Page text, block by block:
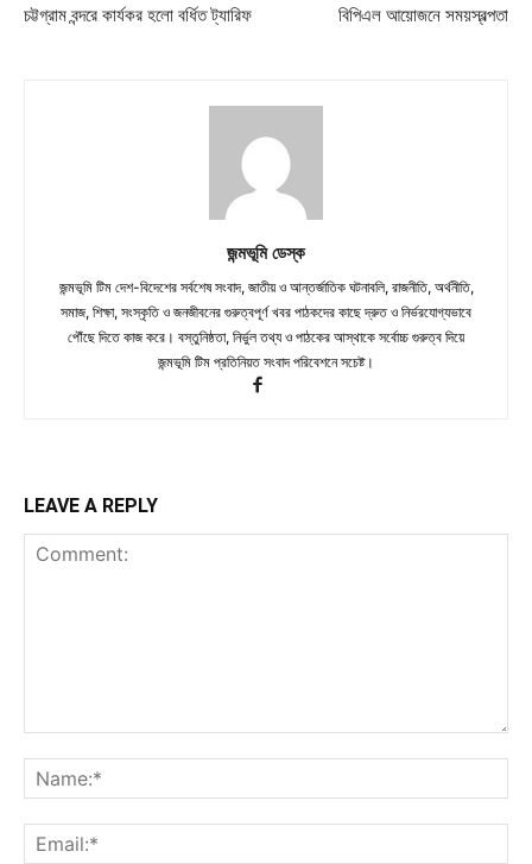
চট্টগ্রাম বন্দরে কার্যকর হলো বর্ধিত ট্যারিফ বিপিএল আয়োজনে সময়স্বল্পতা
জন্মভূমি ডেস্ক
জন্মভূমি টিম দেশ-বিদেশের সর্বশেষ সংবাদ, জাতীয় ও আন্তর্জাতিক ঘটনাবলি, রাজনীতি, অর্থনীতি,
সমাজ, শিক্ষা, সংস্কৃতি ও জনজীবনের গুরুত্বপূর্ণ খবর পাঠকদের কাছে দ্রুত ও নির্ভরযোগ্যভাবে
পৌঁছে দিতে কাজ করে। বস্তুনিষ্ঠতা, নির্ভুল তথ্য ও পাঠকের আস্থাকে সর্বোচ্চ গুরুত্ব দিয়ে
জন্মভূমি টিম প্রতিনিয়ত সংবাদ পরিবেশনে সচেষ্ট।
LEAVE A REPLY